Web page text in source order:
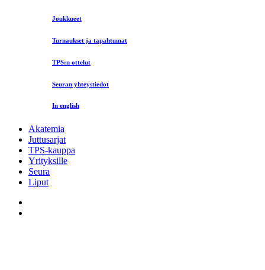
Joukkueet
Turnaukset ja tapahtumat
TPS:n ottelut
Seuran yhteystiedot
In english
Akatemia
Juttusarjat
TPS-kauppa
Yrityksille
Seura
Liput